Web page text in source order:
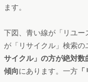
ます。
下図、青い線が「リユ
が「リサイクル」検索の
サイクル」の方が絶対
傾向にあります。一方